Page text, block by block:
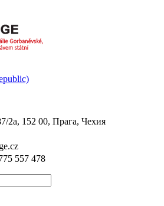
2a, 152 00, Прага, Чехия
557 478